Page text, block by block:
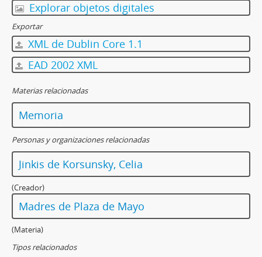
Explorar objetos digitales
Exportar
XML de Dublin Core 1.1
EAD 2002 XML
Materias relacionadas
Memoria
Personas y organizaciones relacionadas
Jinkis de Korsunsky, Celia
(Creador)
Madres de Plaza de Mayo
(Materia)
Tipos relacionados